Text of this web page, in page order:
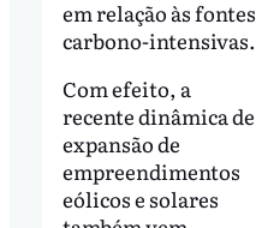
em relação às fontes
carbono-intensivas.
Com efeito, a
recente dinâmica de
expansão de
empreendimentos
eólicos e solares